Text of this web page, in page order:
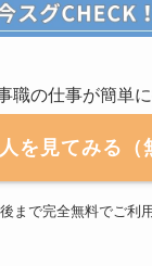
職の仕事が簡単
を見てみる（
まで完全無料でご利